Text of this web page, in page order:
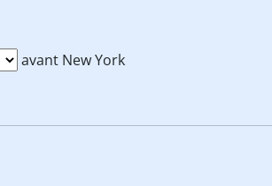
avant New York